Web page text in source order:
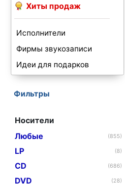
Хиты продаж
Исполнители
Фирмы звукозаписи
Идеи для подарков
Фильтры
Носители
Любые
(855)
LP (8)
CD (686)
DVD (28)